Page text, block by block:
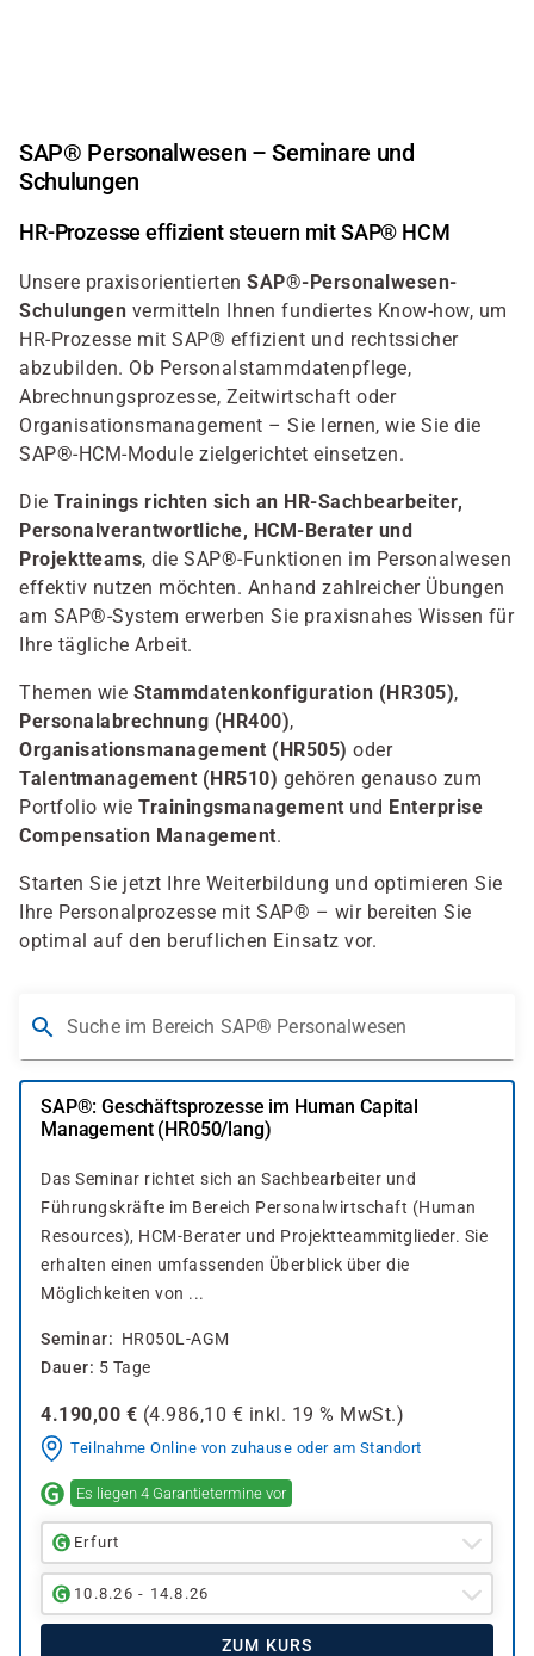
SAP® Personalwesen – Seminare und
Schulungen
HR-Prozesse effizient steuern mit SAP® HCM
Unsere praxisorientierten SAP®-Personalwesen-
Schulungen vermitteln Ihnen fundiertes Know-how, um
HR-Prozesse mit SAP® effizient und rechtssicher
abzubilden. Ob Personalstammdatenpflege,
Abrechnungsprozesse, Zeitwirtschaft oder
Organisationsmanagement – Sie lernen, wie Sie die
SAP®-HCM-Module zielgerichtet einsetzen.
Die Trainings richten sich an HR-Sachbearbeiter,
Personalverantwortliche, HCM-Berater und
Projektteams, die SAP®-Funktionen im Personalwesen
effektiv nutzen möchten. Anhand zahlreicher Übungen
am SAP®-System erwerben Sie praxisnahes Wissen für
Ihre tägliche Arbeit.
Themen wie Stammdatenkonfiguration (HR305),
Personalabrechnung (HR400),
Organisationsmanagement (HR505) oder
Talentmanagement (HR510) gehören genauso zum
Portfolio wie Trainingsmanagement und Enterprise
Compensation Management.
Starten Sie jetzt Ihre Weiterbildung und optimieren Sie
Ihre Personalprozesse mit SAP® – wir bereiten Sie
optimal auf den beruflichen Einsatz vor.
Suche im Bereich SAP® Personalwesen
SAP®: Geschäftsprozesse im Human Capital
Management (HR050/lang)
Das Seminar richtet sich an Sachbearbeiter und
Führungskräfte im Bereich Personalwirtschaft (Human
Resources), HCM-Berater und Projektteammitglieder. Sie
erhalten einen umfassenden Überblick über die
Möglichkeiten von ...
Seminar
HR050L-AGM
Dauer
5 Tage
4.190,00 € (4.986,10 € inkl. 19 % MwSt.)
Teilnahme Online von zuhause oder am Standort
Es liegen 4 Garantietermine vor
Erfurt
10.8.26 - 14.8.26
ZUM KURS